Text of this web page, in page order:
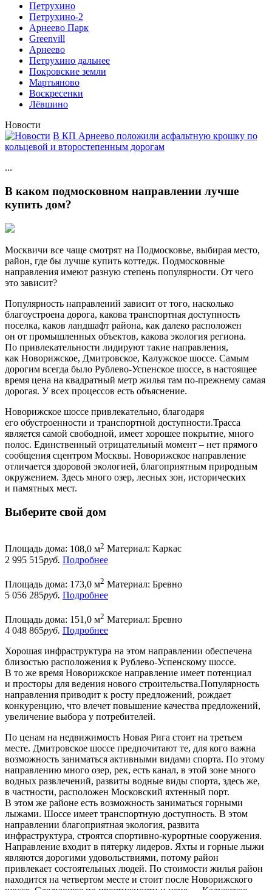
Петрухино
Петрухино-2
Арнеево Парк
Greenvill
Арнеево
Петрухино дальнее
Покровские земли
Мартьяново
Воскресенки
Лёвшино
Новости
В КП Арнеево положили асфальтную крошку по
кольцевой и второстепенным дорогам
...
В каком подмосковном направлении лучше
купить дом?
Москвичи все чаще смотрят на Подмосковье, выбирая место,
район, где бы лучше купить коттедж. Подмосковные
направления имеют разную степень популярности. От чего
это зависит?
Популярность направлений зависит от того, насколько
благоустроена дорога, какова транспортная доступность
поселка, каков ландшафт района, как далеко расположен
он от промышленных объектов, какова экология региона.
По привлекательности лидируют такие направления,
как Новорижское, Дмитровское, Калужское шоссе. Самым
дорогим всегда было Рублево-Успенское шоссе, в настоящее
время цена на квадратный метр жилья там по-прежнему самая
дорогая. У всех процессов есть объяснение.
Новорижское шоссе привлекательно, благодаря
его обустроенности и транспортной доступности.Трасса
является самой свободной, имеет хорошее покрытие, много
полос. Единственный отрицательный момент – нет прямого
сообщения сцентром Москвы. Новорижское направление
отличается здоровой экологией, благоприятным природным
окружением. Здесь много озер, лесных зон, исторических
и памятных мест.
Выберите свой дом
Площадь дома: 108,0 м2 Материал: Каркас
2 995 515руб. Подробнее
Площадь дома: 173,0 м2 Материал: Бревно
5 056 285руб. Подробнее
Площадь дома: 151,0 м2 Материал: Бревно
4 048 865руб. Подробнее
Хорошая инфраструктура на этом направлении обеспечена
близостью расположения к Рублево-Успенскому шоссе.
В то же время Новорижское направление имеет потенциал
и просторы для ведения нового строительства.Популярность
направления приводит к росту предложений, рождает
конкуренцию, что влечет повышение качества предложений,
увеличение выбора у потребителей.
По ценам на недвижимость Новая Рига стоит на третьем
месте. Дмитровское шоссе предпочитают те, для кого важна
возможность заниматься активными видами спорта. По этому
направлению много озер, рек, есть канал, в этой зоне много
водных развлечений, развиты водные виды спорта, здесь же,
в частности, расположен Московский яхтенный порт.
В этом же районе есть возможность заниматься горными
лыжами. Шоссе имеет транспортную доступность. В этом
направлении благоприятная экология, развита
инфраструктура, строятся спортивно-курортные сооружения.
Направление входит в пятерку лидеров. Яхты и горные лыжи
являются дорогими удовольствиями, потому район
привлекает состоятельных людей. По стоимости жилья район
находится на четвертом месте и стоит после Новорижского